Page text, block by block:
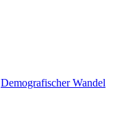
Demografischer Wandel